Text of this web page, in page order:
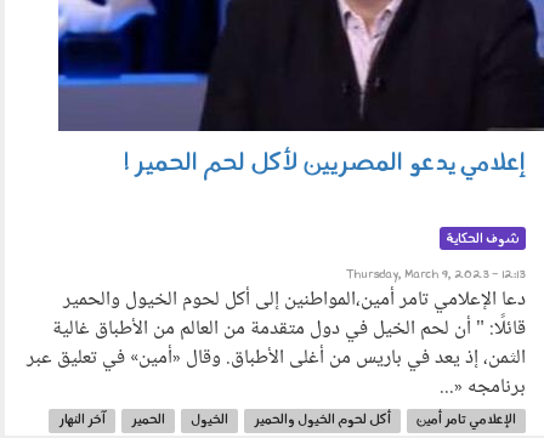
إعلامي يدعو المصريين لأكل لحم الحمير !
شوف الحكاية
Thursday, March 9, 2023 - 12:13
دعا الإعلامي تامر أمين،المواطنين إلى أكل لحوم الخيول والحمير
قائلًا: " أن لحم الخيل في دول متقدمة من العالم من الأطباق غالية
الثمن، إذ يعد في باريس من أغلى الأطباق. وقال «أمين» في تعليق عبر
برنامجه «...
الإعلامي تامر أمين أكل لحوم الخيول والحمير الخيول الحمير
آخر النهار